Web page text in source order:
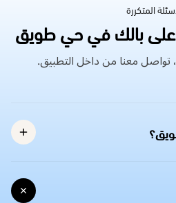
المتكررة
على بالك في حي طويق
تواصل معنا من داخل التطبيق.